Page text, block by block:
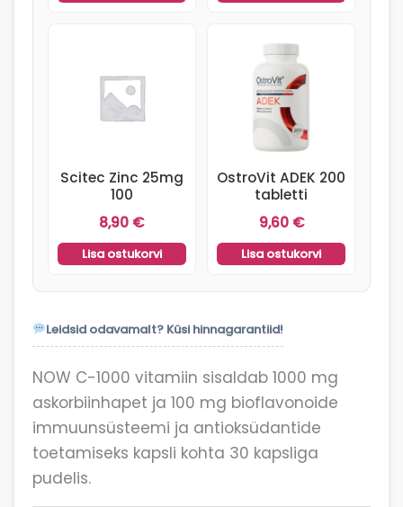
Scitec Zinc 25mg
100
8,90 €
Lisa ostukorvi
OstroVit ADEK 200
tabletti
9,60 €
Lisa ostukorvi
Leidsid odavamalt? Küsi hinnagarantiid!
NOW C-1000 vitamiin sisaldab 1000 mg
askorbiinhapet ja 100 mg bioflavonoide
immuunsüsteemi ja antioksüdantide
toetamiseks kapsli kohta 30 kapsliga
pudelis.